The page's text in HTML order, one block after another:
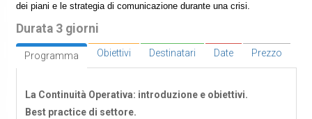
dei piani e le strategia di comunicazione durante una crisi.
Durata 3 giorni
Programma Obiettivi Destinatari Date Prezzo
La Continuità Operativa: introduzione e obiettivi.
Best practice di settore.